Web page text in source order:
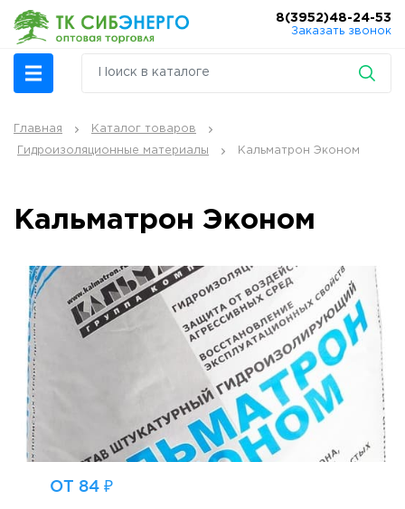
8(3952)48-24-53
Заказать звонок
Главная Каталог товаров
Гидроизоляционные материалы Кальматрон Эконом
Кальматрон Эконом
ОТ 84 ₽